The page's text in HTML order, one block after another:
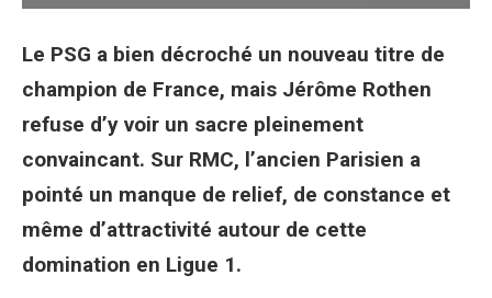
Le PSG a bien décroché un nouveau titre de
champion de France, mais Jérôme Rothen
refuse d’y voir un sacre pleinement
convaincant. Sur RMC, l’ancien Parisien a
pointé un manque de relief, de constance et
même d’attractivité autour de cette
domination en Ligue 1.